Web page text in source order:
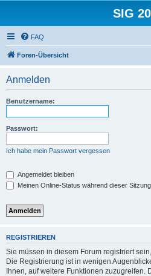
SIG
FAQ
Foren-Übersicht
Anmelden
Benutzername:
Passwort:
Ich habe mein Passwort vergessen
Angemeldet bleiben
Meinen Online-Status während dieser
REGISTRIEREN
Sie müssen in diesem Forum registriert
Die Registrierung ist in wenigen
Ihnen, auf weitere Funktionen zuzugreifen.